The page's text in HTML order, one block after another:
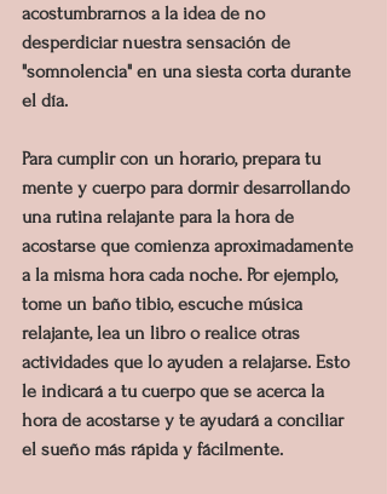
acostumbrarnos a la idea de no
desperdiciar nuestra sensación de
"somnolencia" en una siesta corta durante
el día.
Para cumplir con un horario, prepara tu
mente y cuerpo para dormir desarrollando
una rutina relajante para la hora de
acostarse que comienza aproximadamente
a la misma hora cada noche. Por ejemplo,
tome un baño tibio, escuche música
relajante, lea un libro o realice otras
actividades que lo ayuden a relajarse. Esto
le indicará a tu cuerpo que se acerca la
hora de acostarse y te ayudará a conciliar
el sueño más rápida y fácilmente.